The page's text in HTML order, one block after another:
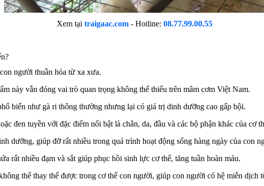
Xem tạitraigaac.com - Hotline: 08.77.99.00.55
người thuần hóa từ xa xưa.
này vẫn đóng vai trò quan trọng không thể thiếu trên mâm cơm Việt Nam.
biến như gà ri thông thường nhưng lại có giá trị dinh dưỡng cao gấp bội.
đen tuyền với đặc điểm nổi bật là chân, da, đầu và các bộ phận khác của cơ
dưỡng, giúp đỡ rất nhiều trong quá trình hoạt động sống hàng ngày của con
rất nhiều đạm và sắt giúp phục hồi sinh lực cơ thể, tăng tuần hoàn máu.
thể thay thế được trong cơ thể con người, giúp con người có hệ miễn dịch